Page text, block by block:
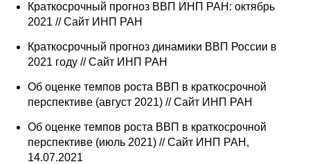
Краткосрочный прогноз ВВП ИНП РАН: октябрь
2021 // Сайт ИНП РАН
Краткосрочный прогноз динамики ВВП России в
2021 году // Сайт ИНП РАН
Об оценке темпов роста ВВП в краткосрочной
перспективе (август 2021) // Сайт ИНП РАН
Об оценке темпов роста ВВП в краткосрочной
перспективе (июль 2021) // Сайт ИНП РАН,
14.07.2021